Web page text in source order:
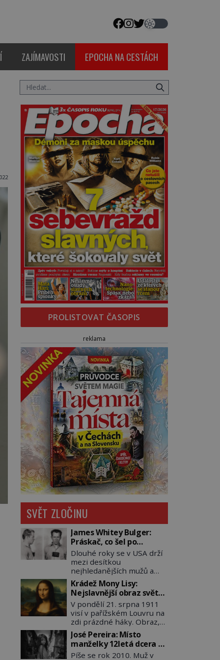
ZAJÍMAVOSTI EPOCHA NA CESTÁCH
PROLISTOVAT ČASOPIS
reklama
SVĚT ZLOČINU
James Whitey Bulger:
Práskač, co šel po
práskačích
Dlouhé roky se v USA drží
mezi desítkou
nejhledanějších mužů a
dopracuje to až na číslo
dvě – hned po Usámovi bin
Ládinovi (1957–2011). To je
James „Whitey“ Bulger
(1929–2018) viněný ze
spoluúčasti na 19
vraždách, vydírání a lichvy.
A samozřejmě, krom toho
je ještě drogový dealer,
Krádež Mony Lisy:
Nejslavnější obraz světa
zůstane dva roky
nezvěstný
V pondělí 21. srpna 1911
visí v pařížském Louvru na
zdi prázdné háky. Obraz,
který dnes zná celý svět, je
pryč. Zpočátku si nikdo
nemyslí, že jde o krádež.
Zaměstnanci jsou
José Pereira: Místo
manželky 12letá dcera –
a sousedi o všem vědí!
Píše se rok 2010. Muž v